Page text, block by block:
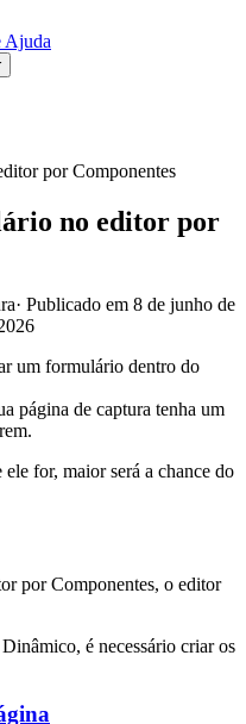
Ajuda
por Componentes
no editor por
· Publicado em 8 de junho de
um formulário dentro do
página de captura tenha um
for, maior será a chance do
por Componentes, o editor
é necessário criar os